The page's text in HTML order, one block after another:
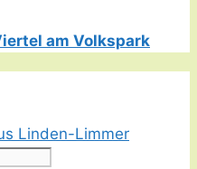
am Volkspark
Linden-Limmer